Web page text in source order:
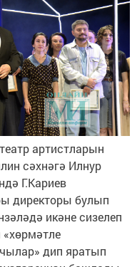
артистларын
сәхнәгә Илнур
Г.Кариев
директоры булып
икәне сизелеп
дип яратып